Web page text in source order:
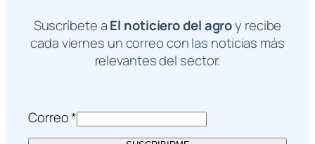
Suscríbete aEl noticiero del agroy recibe
cada viernes un correo con las noticias más
relevantes del sector.
Correo*